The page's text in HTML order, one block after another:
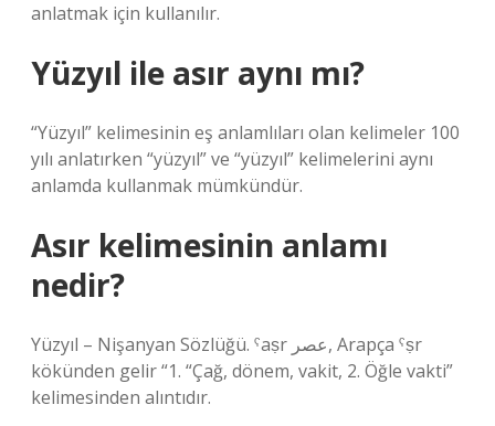
anlatmak için kullanılır.
Yüzyıl ile asır aynı mı?
“Yüzyıl” kelimesinin eş anlamlıları olan kelimeler 100
yılı anlatırken “yüzyıl” ve “yüzyıl” kelimelerini aynı
anlamda kullanmak mümkündür.
Asır kelimesinin anlamı
nedir?
Yüzyıl – Nişanyan Sözlüğü. ˁaṣr عصر, Arapça ˁṣr
kökünden gelir “1. “Çağ, dönem, vakit, 2. Öğle vakti”
kelimesinden alıntıdır.